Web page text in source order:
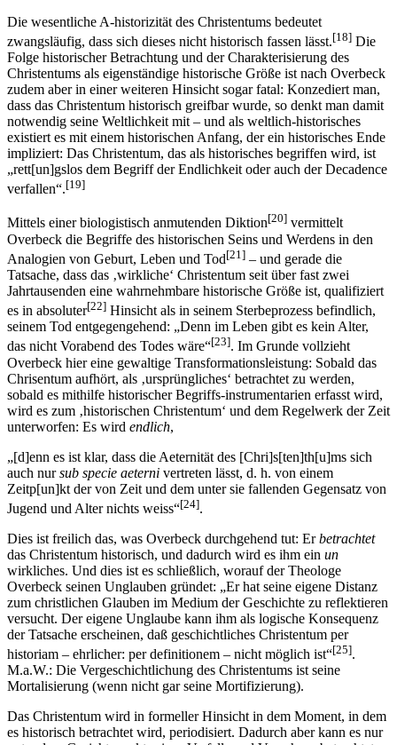
Die wesentliche A-historizität des Christentums bedeutet
zwangsläufig, dass sich dieses nicht historisch fassen lässt.[18] Die
Folge historischer Betrachtung und der Charakterisierung des
Christentums als eigenständige historische Größe ist nach Overbeck
zudem aber in einer weiteren Hinsicht sogar fatal: Konzediert man,
dass das Christentum historisch greifbar wurde, so denkt man damit
notwendig seine Weltlichkeit mit – und als weltlich-historisches
existiert es mit einem historischen Anfang, der ein historisches Ende
impliziert: Das Christentum, das als historisches begriffen wird, ist
„rett[un]gslos dem Begriff der Endlichkeit oder auch der Decadence
verfallen“.[19]
Mittels einer biologistisch anmutenden Diktion[20] vermittelt
Overbeck die Begriffe des historischen Seins und Werdens in den
Analogien von Geburt, Leben und Tod[21] – und gerade die
Tatsache, dass das ‚wirkliche‘ Christentum seit über fast zwei
Jahrtausenden eine wahrnehmbare historische Größe ist, qualifiziert
es in absoluter[22] Hinsicht als in seinem Sterbeprozess befindlich,
seinem Tod entgegengehend: „Denn im Leben gibt es kein Alter,
das nicht Vorabend des Todes wäre“[23]. Im Grunde vollzieht
Overbeck hier eine gewaltige Transformationsleistung: Sobald das
Chrisentum aufhört, als ‚ursprüngliches‘ betrachtet zu werden,
sobald es mithilfe historischer Begriffs-instrumentarien erfasst wird,
wird es zum ‚historischen Christentum‘ und dem Regelwerk der Zeit
unterworfen: Es wird endlich,
„[d]enn es ist klar, dass die Aeternität des [Chri]s[ten]th[u]ms sich
auch nursub specie aeterni vertreten lässt, d. h. von einem
Zeitp[un]kt der von Zeit und dem unter sie fallenden Gegensatz von
Jugend und Alter nichts weiss“[24].
Dies ist freilich das, was Overbeck durchgehend tut: Erbetrachtet
das Christentum historisch, und dadurch wird es ihm ein un
wirkliches. Und dies ist es schließlich, worauf der Theologe
Overbeck seinen Unglauben gründet: „Er hat seine eigene Distanz
zum christlichen Glauben im Medium der Geschichte zu reflektieren
versucht. Der eigene Unglaube kann ihm als logische Konsequenz
der Tatsache erscheinen, daß geschichtliches Christentum per
historiam – ehrlicher: per definitionem – nicht möglich ist“[25].
M.a.W.: Die Vergeschichtlichung des Christentums ist seine
Mortalisierung (wenn nicht gar seine Mortifizierung).
Das Christentum wird in formeller Hinsicht in dem Moment, in dem
es historisch betrachtet wird, periodisiert. Dadurch aber kann es nur